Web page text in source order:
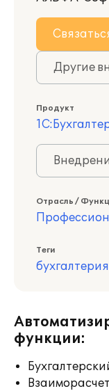
Другие
Продукт
Отрасль /
Теги
бухгалтерия
функции: